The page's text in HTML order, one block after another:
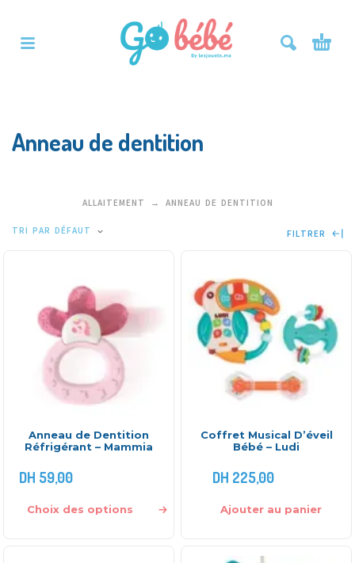
Anneau de dentition
ALLAITEMENT ANNEAU DE DENTITION
TRI PAR DÉFAUT FILTRER
Anneau de Dentition
Réfrigérant – Mammia
DH 59,00
Choix des options
Coffret Musical D’éveil
Bébé – Ludi
DH 225,00
Ajouter au panier